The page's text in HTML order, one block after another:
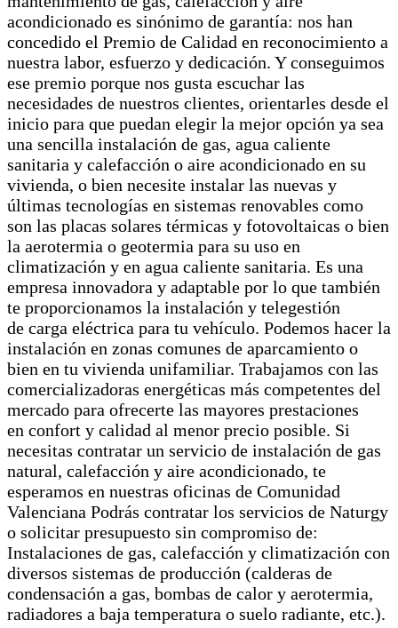
acondicionado es sinónimo de garantía: nos han
concedido el Premio de Calidad en reconocimiento a
nuestra labor, esfuerzo y dedicación. Y conseguimos
ese premio porque nos gusta escuchar las
necesidades de nuestros clientes, orientarles desde el
inicio para que puedan elegir la mejor opción ya sea
una sencilla instalación de gas, agua caliente
sanitaria y calefacción o aire acondicionado en su
vivienda, o bien necesite instalar las nuevas y
últimas tecnologías en sistemas renovables como
son las placas solares térmicas y fotovoltaicas o bien
la aerotermia o geotermia para su uso en
climatización y en agua caliente sanitaria. Es una
empresa innovadora y adaptable por lo que también
te proporcionamos la instalación y telegestión
de carga eléctrica para tu vehículo. Podemos hacer la
instalación en zonas comunes de aparcamiento o
bien en tu vivienda unifamiliar. Trabajamos con las
comercializadoras energéticas más competentes del
mercado para ofrecerte las mayores prestaciones
en confort y calidad al menor precio posible. Si
necesitas contratar un servicio de instalación de gas
natural, calefacción y aire acondicionado, te
esperamos en nuestras oficinas de Comunidad
Valenciana Podrás contratar los servicios de Naturgy
o solicitar presupuesto sin compromiso de:
Instalaciones de gas, calefacción y climatización con
diversos sistemas de producción (calderas de
condensación a gas, bombas de calor y aerotermia,
radiadores a baja temperatura o suelo radiante, etc.).